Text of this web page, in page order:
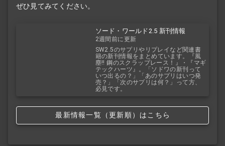
ぜひ見てみてください。
ソード・ワールド2.5 新刊情報
2週間前に更新
SW2.5のサプリやリプレイなど関連書
籍の新刊情報をまとめています。『風
塵!! 鋼のスクラップレース！』・『マギ
テックハーツ』。「ソドワの新刊って
いつ出るの？」「あのサプリはいつ発
売？」「次のサプリは何？」って方、
必見です。
最新情報一覧（更新順）はこちら